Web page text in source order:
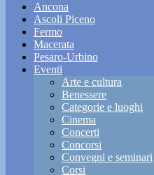
Ancona
Ascoli Piceno
Fermo
Macerata
Pesaro-Urbino
Eventi
Arte e cultura
Benessere
Categorie e luoghi
Cinema
Concerti
Concorsi
Convegni e seminari
Corsi